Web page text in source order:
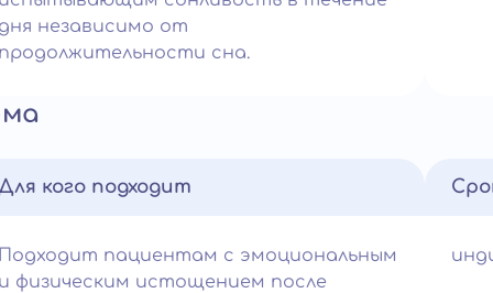
независимо от
сна.
кого подходит
пациентам с эмоциональным
физическим истощением после